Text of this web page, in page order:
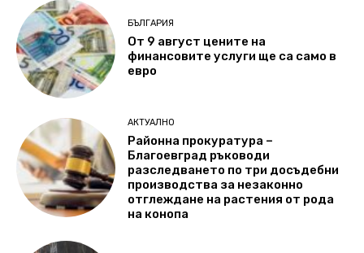
БЪЛГАРИЯ
От 9 август цените на
финансовите услуги ще са само в
евро
АКТУАЛНО
Районна прокуратура –
Благоевград ръководи
разследването по три досъдебни
производства за незаконно
отглеждане на растения от рода
на конопа